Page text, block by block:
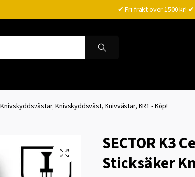
✔ Fri frakt över 1500 kr!
Knivskyddsvästar, Knivskyddsväst, Knivvästar, KR1 - Köp!
SECTOR K3
Sticksäker